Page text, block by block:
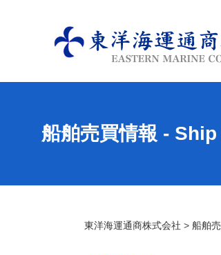
船舶売買情報 -
東洋海運通商株式会社 > 船舶